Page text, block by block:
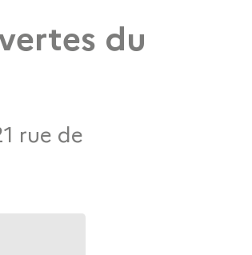
du
rue de